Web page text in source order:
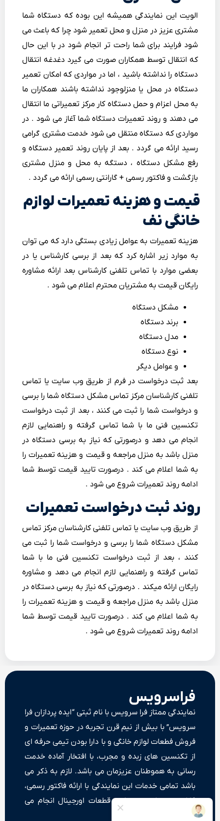
الویت این نمایندگی همیشه این بوده که دستگاه شما
مشتری عزیز در منزل و محل تعمیر شود چرا که باعث می
شود فرایند برای شما راحت تر انجام شود در با این حال
که انتقال توسط همکاران صورت می گیرد دغدغه انتقال
دستگاه را نداشته باشید ، اما در مواردی که امکان تعمیر
دستگاه در محل یا منزلوجود نداشته باشند همکاران ما
به محل اعزام و حمل دستگاه کار مرکز تعمیراتی ما انتقال
می دهند و روند تعمیرات دستگاه شما آغاز می شود . در
مواردی که دستگاه منتقل می شود خدمت مشتری گرامی
رسید ارائه می گردد . بعد از پایان روند تعمیر دستگاه و
رفع مشکل دستگاه ، دستگه به محل و منزل مشتری
بازگشت و فاکتور رسمی + گارانتی رسمی ارائه می گردد .
قیمت و هزینه تعمیرات لوازم
خانگی نف
هزینه تعمیرات به عوامل زیادی بستگی دارد که می توان
به موارد زیر اشاره کرد که بعد از برسی کارشناس یا در
بعضی موارد با تماس تلفنی کارشناس بعد ارائه مشاوره
رایگان قیمت به مشتریان محترم اعلام می شود .
مشکل دستگاه
برند دستگاه
مدل دستگاه
نوع دستگاه
و عوامل دیگر
بعد ثبت درخواست در فرم از طریق وب سایت یا تماس
تلفنی کارشناسان مرکز تماس مشکل دستگاه شما را برسی
و درخواست شما را ثبت می کنند ، بعد از ثبت درخواست
تکنسین فنی ما با شما تماس گرفته و راهنمایی لازم
انجام می دهد و درصورتی که نیاز به برسی دستگاه در
منزل باشد به منزل مراجعه و قیمت و هزینه تعمیرات را
به شما اعلام می کند . درصورت تایید قیمت توسط شما
ادامه روند تعمیرات شروع می شود .
روند ثبت درخواست تعمیرات
از طریق وب سایت یا تماس تلفنی کارشناسان مرکز تماس
مشکل دستگاه شما را برسی و درخواست شما را ثبت می
کنند ، بعد از ثبت درخواست تکنسین فنی ما با شما
تماس گرفته و راهنمایی لازم انجام می دهد و مشاوره
رایگان ارائه میکند . درصورتی که نیاز به برسی دستگاه در
منزل باشد به منزل مراجعه و قیمت و هزینه تعمیرات را
به شما اعلام می کند . درصورت تایید قیمت توسط شما
ادامه روند تعمیرات شروع می شود .
فراسرویس
نمایندگی ممتاز فرا سرویس با نام ثبتی “ایده پردازان فرا
سرویس” با بیش از نیم قرن تجربه در حوزه تعمیرات و
فروش فطعات لوازم خانگی و با دارا بودن تیمی حرفه ای
از تکنسین های زبده و مجرب، با افتخار آماده خدمت
رسانی به هموطنان عزیزمان می باشد. لازم به ذکر می
باشد تمامی خدمات این نمایندگی با ارائه فاکتور رسمی،
گارانتی خدمات و ضمانت قطعات اورجینال انجام می
شود.